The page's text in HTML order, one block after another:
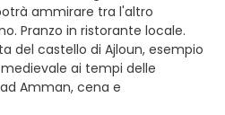
ammirare tra l'altro
Pranzo in ristorante locale.
del castello di Ajloun, esempio
ai tempi delle
Amman, cena e